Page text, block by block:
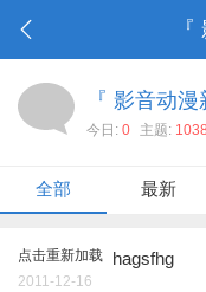
『 影音动漫
今日: 0 主题:
全部 最新
点击重新加载 hagsfhg
2011-12-16